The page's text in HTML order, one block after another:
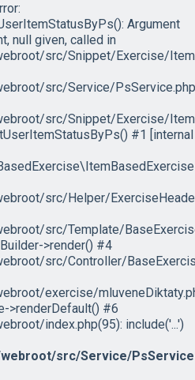
Argument
null given, called in
src/Snippet/Exercise/
src/Service/
src/Snippet/Exercise/
#1 [internal
src/Helper/
src/Template/
>render() #4
src/Controller/
exercise/
>renderDefault() #6
index.php(95): include('...')
src/Service/